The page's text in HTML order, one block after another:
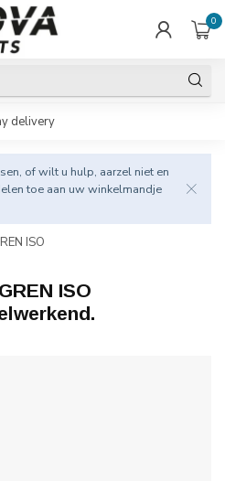
0
delivery
of wilt u hulp, aarzel niet en
toe aan uw winkelmandje
ISO
ISO